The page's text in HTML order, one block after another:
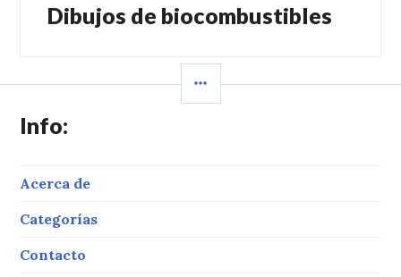
de
entradas
Entrada
anterior:
Dibujos de biocombustibles
LATERAL
Info:
Acerca de
Categorías
Contacto